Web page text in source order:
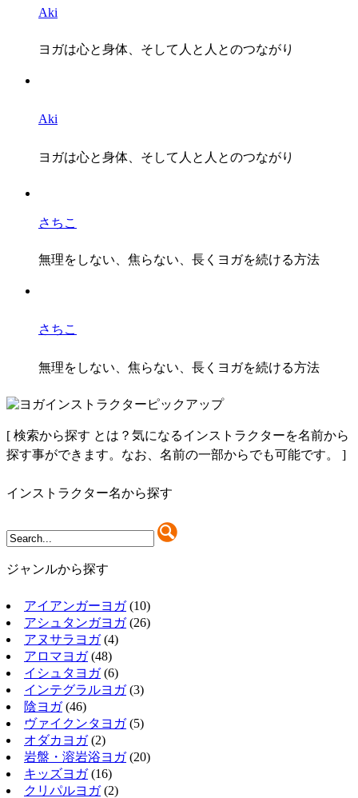
Aki
ヨガは心と身体、そして人と人とのつながり
Aki
ヨガは心と身体、そして人と人とのつながり
さちこ
無理をしない、焦らない、長くヨガを続ける方法
さちこ
無理をしない、焦らない、長くヨガを続ける方法
[ 検索から探す とは？ 気になるインストラクターを名前から
探す事ができます。なお、名前の一部からでも可能です。
]
インストラクター名から探す
ジャンルから探す
アイアンガーヨガ(10)
アシュタンガヨガ(26)
アヌサラヨガ(4)
アロマヨガ(48)
イシュタヨガ(6)
インテグラルヨガ(3)
陰ヨガ(46)
ヴァイクンタヨガ(5)
オダカヨガ(2)
岩盤・溶岩浴ヨガ(20)
キッズヨガ(16)
クリパルヨガ(2)